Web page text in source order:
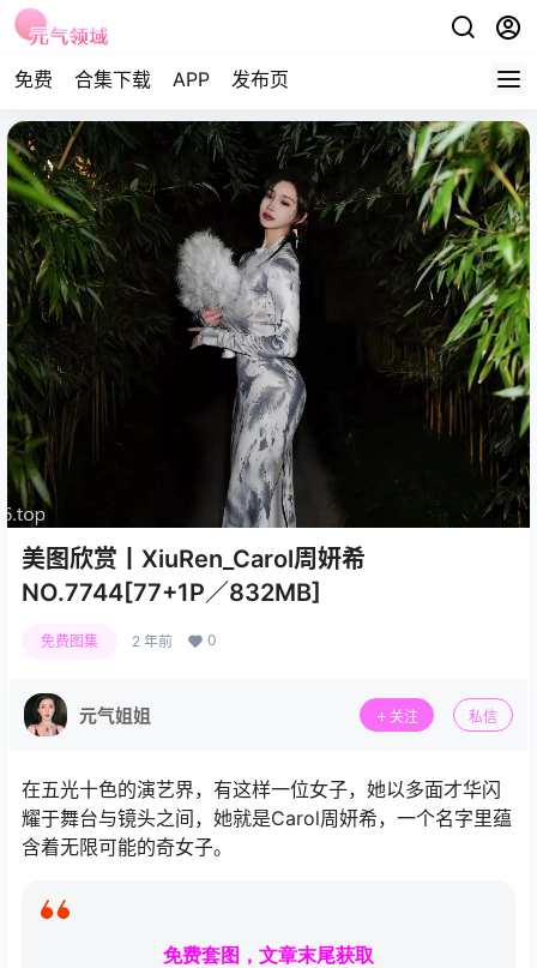
免费 合集下载 APP 发布页
美图欣赏丨XiuRen_Carol周妍希
NO.7744[77+1P／832MB]
免费图集 2 年前 0
元气姐姐 关注 私信
在五光十色的演艺界，有这样一位女子，她以多面才华闪
耀于舞台与镜头之间，她就是Carol周妍希，一个名字里蕴
含着无限可能的奇女子。
免费套图，文章末尾获取